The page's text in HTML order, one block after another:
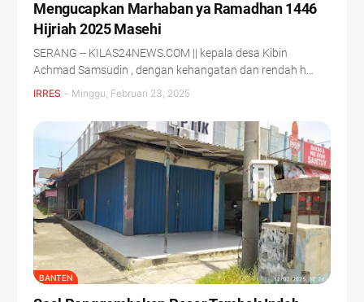
Mengucapkan Marhaban ya Ramadhan 1446
Hijriah 2025 Masehi
SERANG -- KILAS24NEWS.COM || kepala desa Kibin
Achmad Samsudin , dengan kehangatan dan rendah h…
IRRES - Minggu, Februari 23, 2025
BANTEN